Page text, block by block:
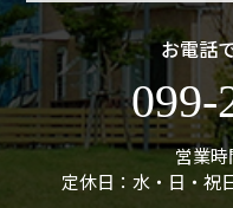
お電話
099-
営業時
定休日：水・日・